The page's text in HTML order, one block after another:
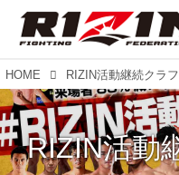
HOME RIZIN活動継続クラ
RIZIN活動